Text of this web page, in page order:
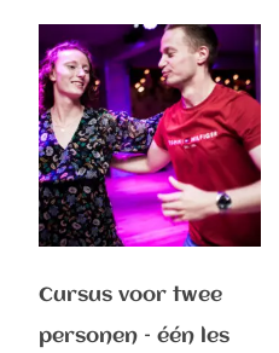
Cursus voor twee
personen – één les